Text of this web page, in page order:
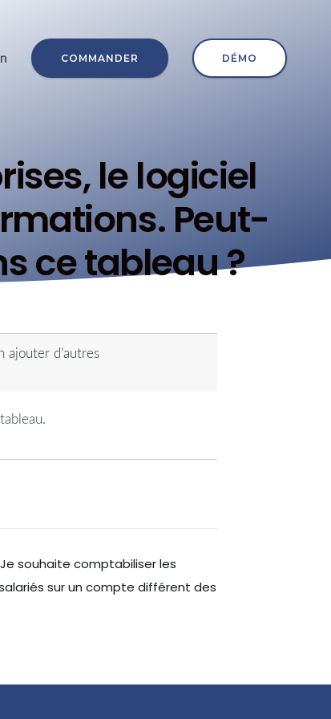
COMMANDER DÉMO
le logiciel
Peut-
ce tableau ?
ajouter d’autres
souhaite comptabiliser les
sur un compte différent des